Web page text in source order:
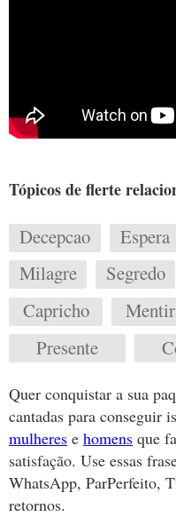
Tópicos de flerte
Decepcao Espera
Milagre
Segredo
Capricho
Presente
Quer conquistar a sua
cantadas para conseguir
mulheres e homens que
satisfação. Use essas
WhatsApp, ParPerfeito,
retornos.